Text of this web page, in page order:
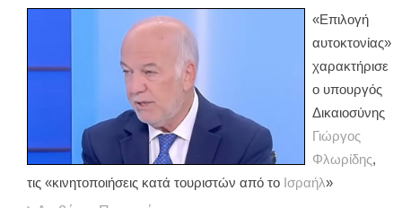
«Επιλογή
αυτοκτονίας»
χαρακτήρισε
ο υπουργός
Δικαιοσύνης
Γιώργος
Φλωρίδης,
τις «κινητοποιήσεις κατά τουριστών από το Ισραήλ»